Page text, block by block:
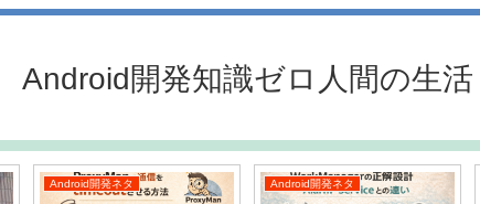
Android開発知識ゼロ人間の生活
Android開発ネタ Android開発ネタ